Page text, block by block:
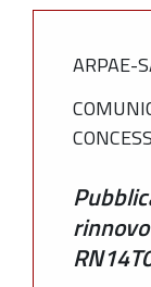
ARPAE-